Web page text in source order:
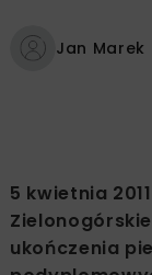
Jan Marek
5 kwietnia
ukończenia